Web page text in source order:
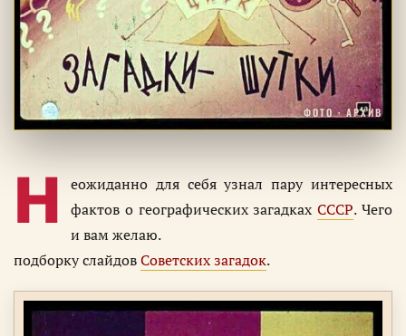
ФОТО · АРХИВ
Н
еожиданно для себя узнал пару интересных
фактов о географических загадкахСССР. Чего
и вам желаю.
подборку слайдовСоветских загадок.